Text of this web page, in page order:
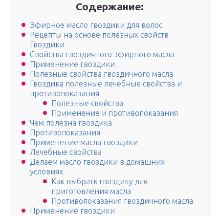
Содержание:
Эфирное масло гвоздики для волос
Рецепты на основе полезных свойств
Гвоздики
Свойства гвоздичного эфирного масла
Применение гвоздики
Полезные свойства гвоздичного масла
Гвоздика полезные лечебные свойства и
противопоказания
Полезные свойства
Применение и противопоказания
Чем полезна гвоздика
Противопоказания
Применение масла гвоздики
Лечебные свойства
Делаем масло гвоздики в домашних
условиях
Как выбрать гвоздику для
приготовления масла
Противопоказания гвоздичного масла
Применение гвоздики